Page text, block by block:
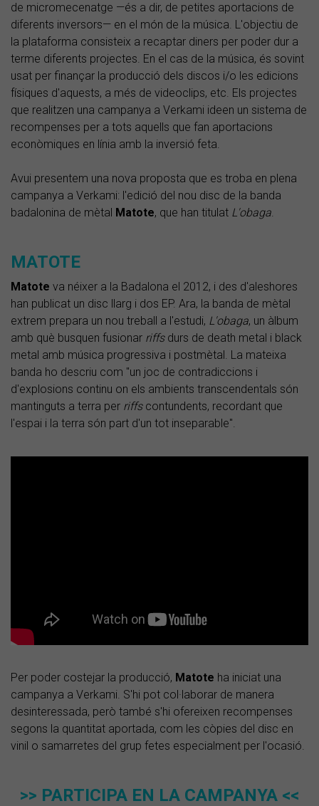
de micromecenatge —és a dir, de petites aportacions de
diferents inversors— en el món de la música. L'objectiu de
la plataforma consisteix a recaptar diners per poder dur a
terme diferents projectes. En el cas de la música, és sovint
usat per finançar la producció dels discos i/o les edicions
físiques d'aquests, a més de videoclips, etc. Els projectes
que realitzen una campanya a Verkami ideen un sistema de
recompenses per a tots aquells que fan aportacions
econòmiques en línia amb la inversió feta.
Avui presentem una nova proposta que es troba en plena
campanya a Verkami: l'edició del nou disc de la banda
badalonina de mètal Matote, que han titulat L'obaga.
MATOTE
Matote va néixer a la Badalona el 2012, i des d'aleshores
han publicat un disc llarg i dos EP. Ara, la banda de mètal
extrem prepara un nou treball a l'estudi, L'obaga, un àlbum
amb què busquen fusionar riffsdurs de death metal i black
metal amb música progressiva i postmètal. La mateixa
banda ho descriu com "un joc de contradiccions i
d'explosions continu on els ambients transcendentals són
mantinguts a terra per riffscontundents, recordant que
l'espai i la terra són part d'un tot inseparable".
Per poder costejar la producció, Matote ha iniciat una
campanya a Verkami. S'hi pot col·laborar de manera
desinteressada, però també s'hi ofereixen recompenses
segons la quantitat aportada, com les còpies del disc en
vinil o samarretes del grup fetes especialment per l'ocasió.
>> PARTICIPA EN LA CAMPANYA <<